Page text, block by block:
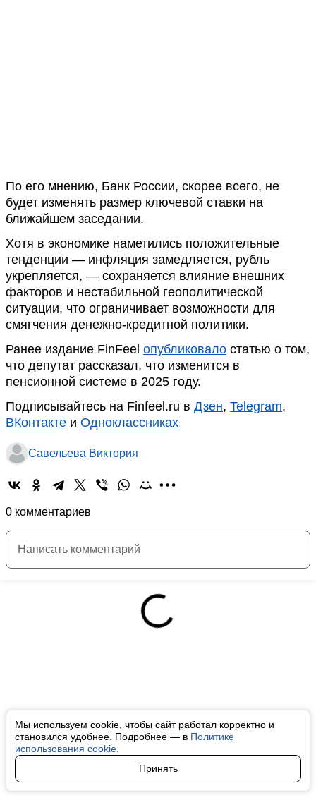
Мы используем cookie, чтобы сайт работал корректно и
становился удобнее. Подробнее — в Политике
использования cookie
Принять
По его мнению, Банк России, скорее всего, не
будет изменять размер ключевой ставки на
ближайшем заседании.
Хотя в экономике наметились положительные
тенденции — инфляция замедляется, рубль
укрепляется, — сохраняется влияние внешних
факторов и нестабильной геополитической
ситуации, что ограничивает возможности для
смягчения денежно-кредитной политики.
Ранее издание FinFeel опубликовало статью о том,
что депутат рассказал, что изменится в
пенсионной системе в 2025 году.
Подписывайтесь на Finfeel.ru в Дзен, Telegram,
ВКонтакте и Одноклассниках
Савельева Виктория
0 комментариев